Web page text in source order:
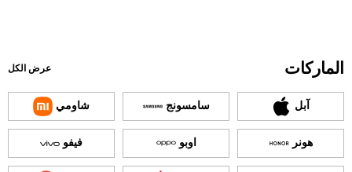
الماركات عرض الكل
آبل سامسونج شاومي
هونر اوبو فيفو